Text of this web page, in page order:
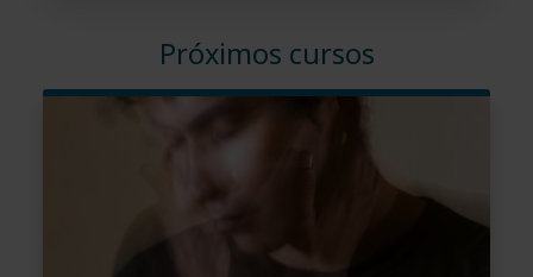
Próximos cursos